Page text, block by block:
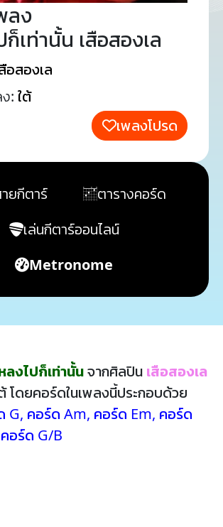
ลง
เท่านั้น เสือสองเล
อสองเล
: ใต้
เพลงโปรด
ยกีตาร์
ตารางคอร์ด
เล่นกีตาร์ออนไลน์
Metronome
งไปก็เท่านั้นจากศิลปิน เสือสองเล
โดยคอร์ดในเพลงนี้ประกอบด้วย
G, คอร์ด Am, คอร์ด Em, คอร์ด
คอร์ด G/B